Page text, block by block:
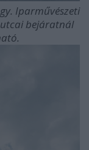
Iparművészeti
bejáratnál